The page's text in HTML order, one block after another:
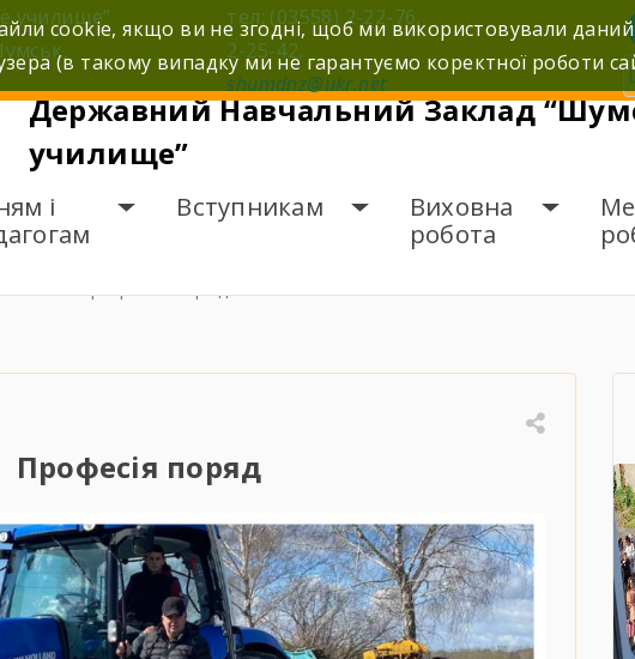
училище”
тел: (03558) 2-22-76,
2-25-42,
shumdnz@ukr.net
Державний Навчальний Заклад
училище”
і
Вступникам
Виховна
робота
Професія поряд
cookie, якщо ви не згодні, щоб ми використовували
(в такому випадку ми не гарантуємо коректної роботи